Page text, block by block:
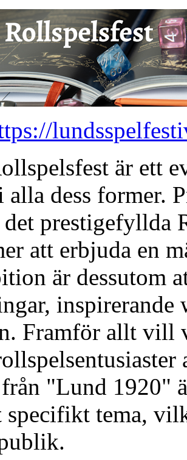
är ett
dess former.
prestigefyllda
att erbjuda en
är dessutom
inspirerande
Framför allt vill
"Lund 1920"
specifikt tema,